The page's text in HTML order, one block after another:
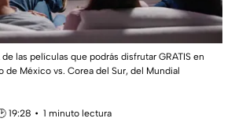
las películas que podrás disfrutar GRATIS en
de México vs. Corea del Sur, del Mundial
19:28
1 minuto lectura